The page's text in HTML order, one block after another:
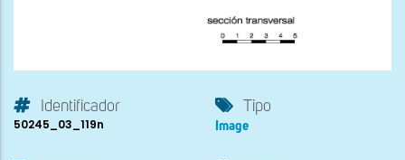
Identificador
50245_03_119n
Tipo
Image